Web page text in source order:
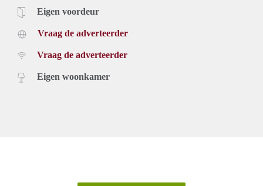
Eigen voordeur
Vraag de adverteerder
Vraag de adverteerder
Eigen woonkamer